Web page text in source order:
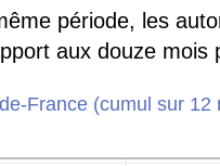
période, les
aux douze mois
France (cumul sur 12